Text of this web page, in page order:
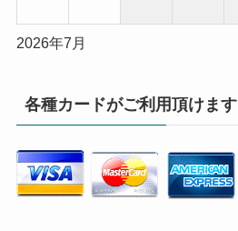
2026年7月
各種カードがご利用頂けます